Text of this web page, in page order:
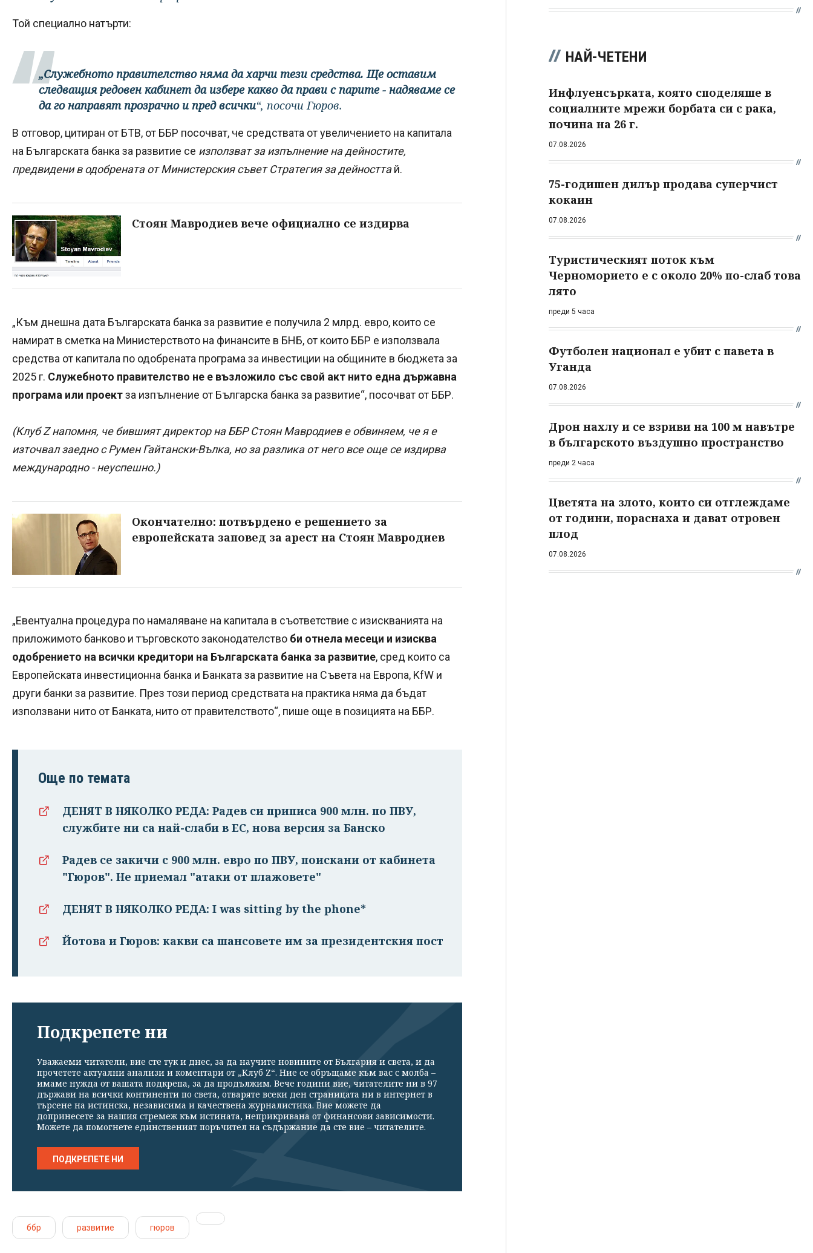
Той специално натърти:
„Служебното правителство няма да харчи тези средства. Ще оставим
следващия редовен кабинет да избере какво да прави с парите - надяваме се
да го направят прозрачно и пред всички“, посочи Гюров.
В отговор, цитиран от БТВ, от ББР посочват, че средствата от увеличението на капитала
на Българската банка за развитие се използват за изпълнение на дейностите,
предвидени в одобрената от Министерския съвет Стратегия за дейносттай.
Стоян Мавродиев вече официално се издирва
„Към днешна дата Българската банка за развитие е получила 2 млрд. евро, които се
намират в сметка на Министерството на финансите в БНБ, от които ББР е използвала
средства от капитала по одобрената програма за инвестиции на общините в бюджета за
2025 г. Служебното правителство не е възложило със свой акт нито една държавна
програма или проектза изпълнение от Българска банка за развитие“, посочват от ББР.
(Клуб Z напомня, че бившият директор на ББР Стоян Мавродиев е обвиняем, че я е
източвал заедно с Румен Гайтански-Вълка, но за разлика от него все още се издирва
международно - неуспешно.)
Окончателно: потвърдено е решението за
европейската заповед за арест на Стоян Мавродиев
„Евентуална процедура по намаляване на капитала в съответствие с изискванията на
приложимото банково и търговското законодателство би отнела месеци и изисква
одобрението на всички кредитори на Българската банка за развитие, сред които са
Европейската инвестиционна банка и Банката за развитие на Съвета на Европа, KfW и
други банки за развитие. През този период средствата на практика няма да бъдат
използвани нито от Банката, нито от правителството“, пише още в позицията на ББР.
Още по темата
ДЕНЯТ В НЯКОЛКО РЕДА: Радев си приписа 900 млн. по ПВУ,
службите ни са най-слаби в ЕС, нова версия за Банско
Радев се закичи с 900 млн. евро по ПВУ, поискани от кабинета
"Гюров". Не приемал "атаки от плажовете"
ДЕНЯТ В НЯКОЛКО РЕДА: I was sitting by the phone*
Йотова и Гюров: какви са шансовете им за президентския пост
Подкрепете ни
Уважаеми читатели, вие сте тук и днес, за да научите новините от България и света, и да
прочетете актуални анализи и коментари от „Клуб Z“. Ние се обръщаме към вас с молба –
имаме нужда от вашата подкрепа, за да продължим. Вече години вие, читателите ни в 97
държави на всички континенти по света, отваряте всеки ден страницата ни в интернет в
търсене на истинска, независима и качествена журналистика. Вие можете да
допринесете за нашия стремеж към истината, неприкривана от финансови зависимости.
Можете да помогнете единственият поръчител на съдържание да сте вие – читателите.
ПОДКРЕПЕТЕ НИ
ббр развитие гюров
НАЙ-ЧЕТЕНИ
Инфлуенсърката, която споделяше в
социалните мрежи борбата си с рака,
почина на 26 г.
07.08.2026
75-годишен дилър продава суперчист
кокаин
07.08.2026
Туристическият поток към
Черноморието е с около 20% по-слаб това
лято
преди 5 часа
Футболен национал е убит с павета в
Уганда
07.08.2026
Дрон нахлу и се взриви на 100 м навътре
в българското въздушно пространство
преди 2 часа
Цветята на злото, които си отглеждаме
от години, пораснаха и дават отровен
плод
07.08.2026